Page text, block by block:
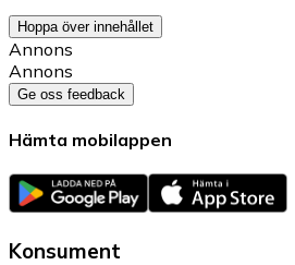
Hoppa över innehållet
Annons
Annons
Ge oss feedback
Hämta mobilappen
Konsument